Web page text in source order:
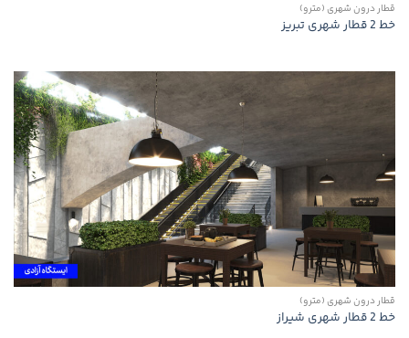
قطار درون شهری (مترو)
خط 2 قطار شهری تبریز
قطار درون شهری (مترو)
خط 2 قطار شهری شیراز